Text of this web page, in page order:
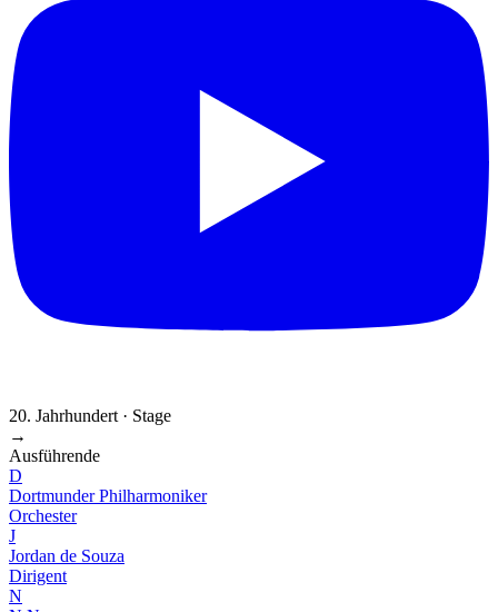
20. Jahrhundert · Stage
→
Ausführende
D
Dortmunder Philharmoniker
Orchester
J
Jordan de Souza
Dirigent
N